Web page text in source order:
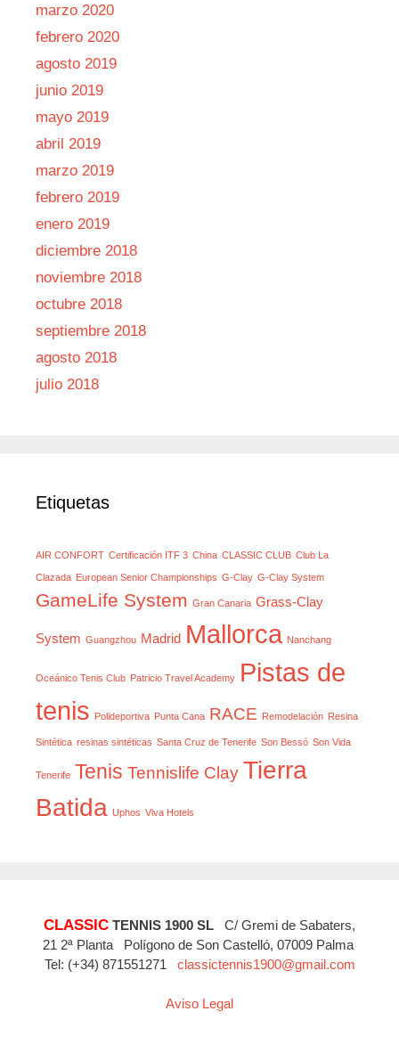
marzo 2020
febrero 2020
agosto 2019
junio 2019
mayo 2019
abril 2019
marzo 2019
febrero 2019
enero 2019
diciembre 2018
noviembre 2018
octubre 2018
septiembre 2018
agosto 2018
julio 2018
Etiquetas
AIR CONFORT Certificación ITF 3 China CLASSIC CLUB Club La
Clazada European Senior Championships G-Clay G-Clay System
GameLife System Gran Canaria Grass-Clay
System Guangzhou Madrid Mallorca Nanchang
Oceánico Tenis Club Patricio Travel Academy Pistas de
tenis Polideportiva Punta Cana RACE Remodelación Resina
Sintética resinas sintéticas Santa Cruz de Tenerife Son Bessó Son Vida
Tenerife Tenis Tennislife Clay Tierra
Batida Uphos Viva Hotels
CLASSIC TENNIS 1900 SL C/ Gremi de Sabaters,
21 2ª Planta Polígono de Son Castelló, 07009 Palma
Tel: (+34) 871551271 classictennis1900@gmail.com
Aviso Legal